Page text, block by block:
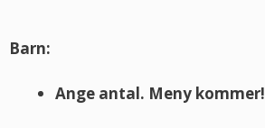
Barn:
Ange antal. Meny kommer!